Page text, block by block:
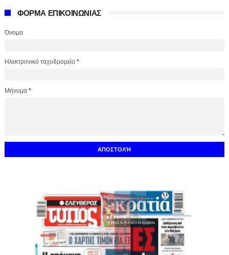
ΦΟΡΜΑ ΕΠΙΚΟΙΝΩΝΙΑΣ
Όνομα
Ηλεκτρονικό ταχυδρομείο *
Μήνυμα *